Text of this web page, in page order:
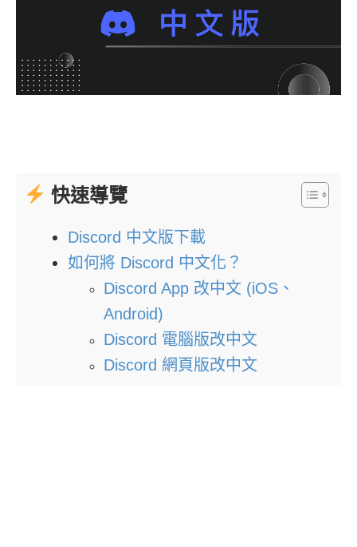
快速導覽
Discord 中文版下載
如何將 Discord 中文化？
Discord App 改中文 (iOS、
Android)
Discord 電腦版改中文
Discord 網頁版改中文